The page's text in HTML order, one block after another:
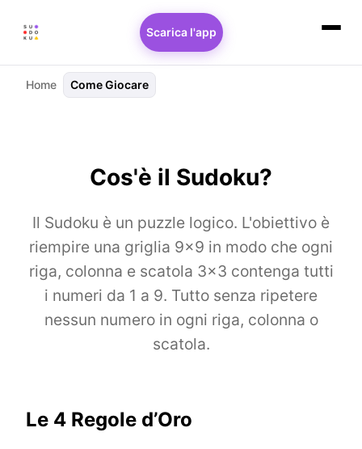
Scarica l'app
Home Come Giocare
Cos'è il Sudoku?
Il Sudoku è un puzzle logico. L'obiettivo è
riempire una griglia 9×9 in modo che ogni
riga, colonna e scatola 3×3 contenga tutti
i numeri da 1 a 9. Tutto senza ripetere
nessun numero in ogni riga, colonna o
scatola.
Le 4 Regole d’Oro